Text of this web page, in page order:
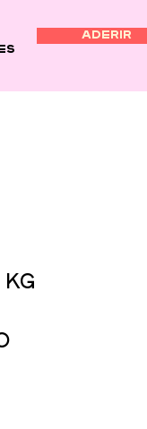
ADERIR
kg